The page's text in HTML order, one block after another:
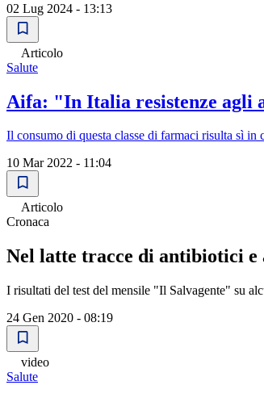
02 Lug 2024 - 13:13
Articolo
Salute
Aifa: "In Italia resistenze agli
Il consumo di questa classe di farmaci risulta sì
10 Mar 2022 - 11:04
Articolo
Cronaca
Nel latte tracce di antibiotici
I risultati del test del mensile "Il Salvagente" su
24 Gen 2020 - 08:19
video
Salute